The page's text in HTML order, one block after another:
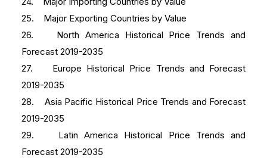
25. Major Exporting Countries by Value
26. North America Historical Price Trends and
Forecast 2019-2035
27. Europe Historical Price Trends and Forecast
2019-2035
28. Asia Pacific Historical Price Trends and Forecast
2019-2035
29. Latin America Historical Price Trends and
Forecast 2019-2035